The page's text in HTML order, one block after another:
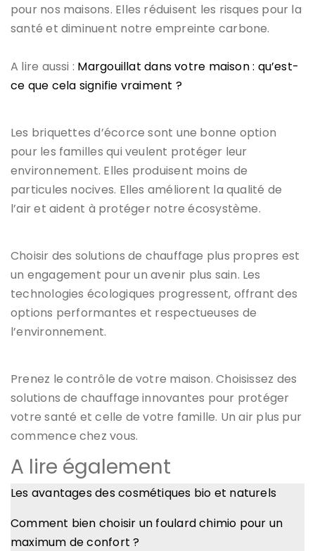
pour nos maisons. Elles réduisent les risques pour la
santé et diminuent notre empreinte carbone.
A lire aussi : Margouillat dans votre maison : qu’est-
ce que cela signifie vraiment ?
Les briquettes d’écorce sont une bonne option
pour les familles qui veulent protéger leur
environnement. Elles produisent moins de
particules nocives. Elles améliorent la qualité de
l’air et aident à protéger notre écosystème.
Choisir des solutions de chauffage plus propres est
un engagement pour un avenir plus sain. Les
technologies écologiques progressent, offrant des
options performantes et respectueuses de
l’environnement.
Prenez le contrôle de votre maison. Choisissez des
solutions de chauffage innovantes pour protéger
votre santé et celle de votre famille. Un air plus pur
commence chez vous.
A lire également
Les avantages des cosmétiques bio et naturels
Comment bien choisir un foulard chimio pour un
maximum de confort ?